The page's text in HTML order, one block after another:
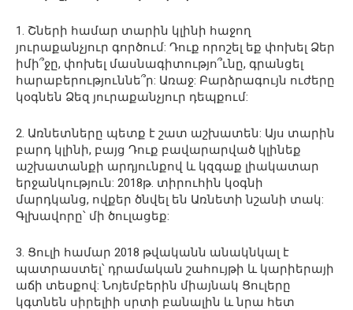
1. Շների համար տարին կլինի հաջող
յուրաքանչյուր գործում: Դուք որոշել եք փոխել Ձեր
իմի՞ջը, փոխել մասնագիտությո՞ւնը, գրանցել
հարաբերություննե՞ր: Առաջ: Բարձրագույն ուժերը
կօգնեն Ձեզ յուրաքանչյուր դեպքում:
2. Առնետները պետք է շատ աշխատեն: Այս տարին
բարդ կլինի, բայց Դուք բավարարված կլինեք
աշխատանքի արդյունքով և կզգաք լիակատար
երջանկություն: 2018թ. տիրուհին կօգնի
մարդկանց, ովքեր ծնվել են Առնետի նշանի տակ:
Գլխավորը՝ մի ծուլացեք:
3. Ցուլի համար 2018 թվականն անակնկալ է
պատրաստել՝ դրամական շահույթի և կարիերայի
աճի տեսքով: Նոյեմբերին միայնակ Ցուլերը
կգտնեն սիրելիի սրտի բանալին և նրա հետ